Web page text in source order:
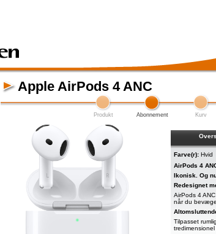
Apple AirPods 4 ANC
Produkt Abonnement Kurv
Farve(r): Hvid
AirPods 4
Ikonisk. Og
Redesignet
AirPods 4
når du
Tilpasset
tredimensionel